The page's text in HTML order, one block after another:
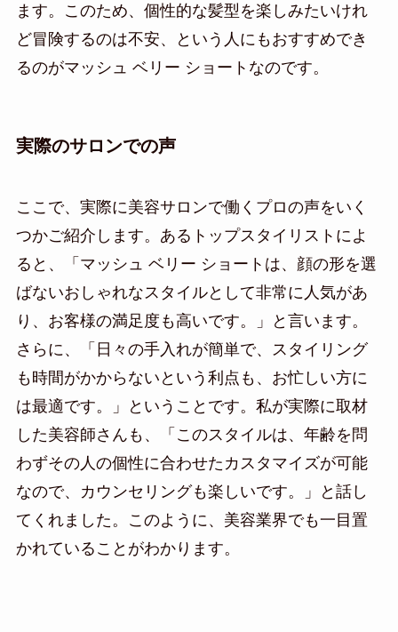
ます。このため、個性的な髪型を楽しみたいけれ
ど冒険するのは不安、という人にもおすすめでき
るのがマッシュ ベリー ショートなのです。
実際のサロンでの声
ここで、実際に美容サロンで働くプロの声をいく
つかご紹介します。あるトップスタイリストによ
ると、「マッシュ ベリー ショートは、顔の形を選
ばないおしゃれなスタイルとして非常に人気があ
り、お客様の満足度も高いです。」と言います。
さらに、「日々の手入れが簡単で、スタイリング
も時間がかからないという利点も、お忙しい方に
は最適です。」ということです。私が実際に取材
した美容師さんも、「このスタイルは、年齢を問
わずその人の個性に合わせたカスタマイズが可能
なので、カウンセリングも楽しいです。」と話し
てくれました。このように、美容業界でも一目置
かれていることがわかります。